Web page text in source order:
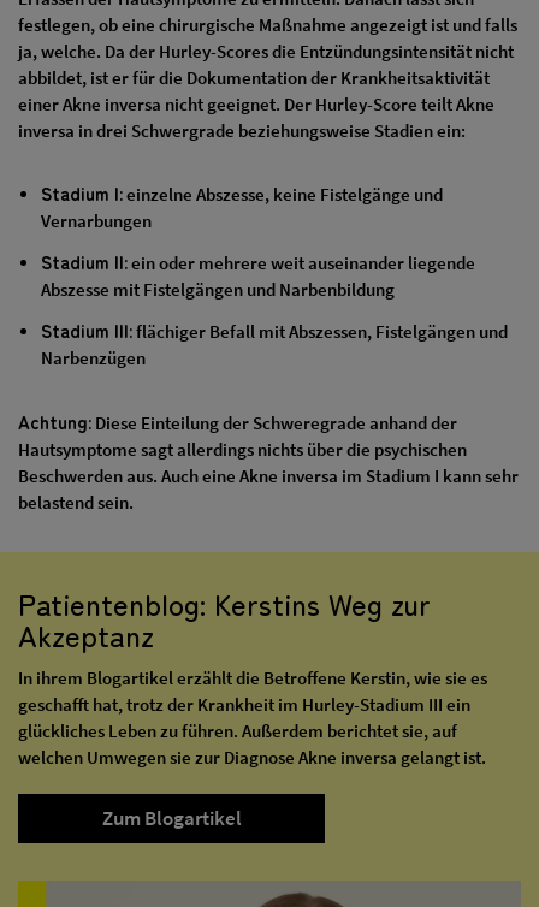
festlegen, ob eine chirurgische Maßnahme angezeigt ist und falls
ja, welche. Da der Hurley-Scores die Entzündungsintensität nicht
abbildet, ist er für die Dokumentation der Krankheitsaktivität
einer Akne inversa nicht geeignet. Der Hurley-Score teilt Akne
inversa in drei Schwergrade beziehungsweise Stadien ein:
Stadium I:einzelne Abszesse, keine Fistelgänge und
Vernarbungen
Stadium II:ein oder mehrere weit auseinander liegende
Abszesse mit Fistelgängen und Narbenbildung
Stadium III:flächiger Befall mit Abszessen, Fistelgängen und
Narbenzügen
Achtung: Diese Einteilung der Schweregrade anhand der
Hautsymptome sagt allerdings nichts über die psychischen
Beschwerden aus. Auch eine Akne inversa im Stadium I kann sehr
belastend sein.
Patientenblog: Kerstins Weg zur
Akzeptanz
In ihrem Blogartikel erzählt die Betroffene Kerstin, wie sie es
geschafft hat, trotz der Krankheit im Hurley-Stadium III ein
glückliches Leben zu führen. Außerdem berichtet sie, auf
welchen Umwegen sie zur Diagnose Akne inversa gelangt ist.
Zum Blogartikel